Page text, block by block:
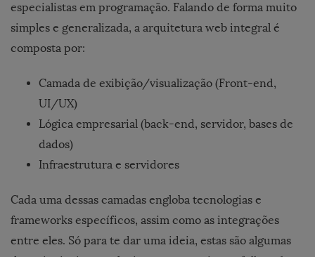
especialistas em programação. Falando de forma muito
simples e generalizada, a arquitetura web integral é
composta por:
Camada de exibição/visualização (Front-end,
UI/UX)
Lógica empresarial (back-end, servidor, bases de
dados)
Infraestrutura e servidores
Cada uma dessas camadas engloba tecnologias e
frameworks específicos, assim como as integrações
entre eles. Só para te dar uma ideia, estas são algumas